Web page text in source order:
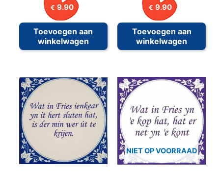
€ 9.90
Toevoegen aan
winkelwagen
€ 9.90
Toevoegen aan
winkelwagen
NIET OP VOORRAAD